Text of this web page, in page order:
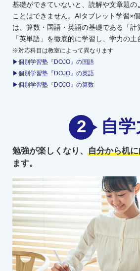
基礎ができていないと、読解や文章題の
ことはできません。AIタブレット学習×
は、算数・国語・英語の基礎である「計
「英単語」を徹底的に学習し、学力の土
※対応科目は教室によって異なります
▶個別学習塾『DOJO』の国語
▶個別学習塾『DOJO』の英語
▶個別学習塾『DOJO』の算数
2 自学
勉強が楽しくなり、 自分から机
ます。